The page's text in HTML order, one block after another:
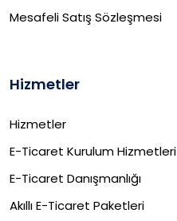
Mesafeli Satış Sözleşmesi
Hizmetler
Hizmetler
E-Ticaret Kurulum Hizmetleri
E-Ticaret Danışmanlığı
Akıllı E-Ticaret Paketleri